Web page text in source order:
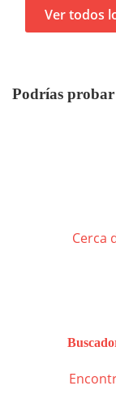
Ver todos
Podrías probar
Cerca